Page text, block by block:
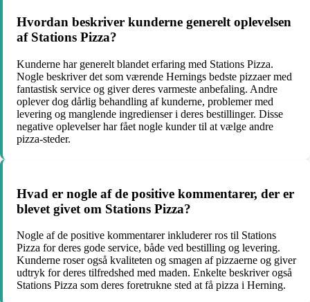
Hvordan beskriver kunderne generelt oplevelsen
af Stations Pizza?
Kunderne har generelt blandet erfaring med Stations Pizza.
Nogle beskriver det som værende Hernings bedste pizzaer med
fantastisk service og giver deres varmeste anbefaling. Andre
oplever dog dårlig behandling af kunderne, problemer med
levering og manglende ingredienser i deres bestillinger. Disse
negative oplevelser har fået nogle kunder til at vælge andre
pizza-steder.
Hvad er nogle af de positive kommentarer, der er
blevet givet om Stations Pizza?
Nogle af de positive kommentarer inkluderer ros til Stations
Pizza for deres gode service, både ved bestilling og levering.
Kunderne roser også kvaliteten og smagen af pizzaerne og giver
udtryk for deres tilfredshed med maden. Enkelte beskriver også
Stations Pizza som deres foretrukne sted at få pizza i Herning.